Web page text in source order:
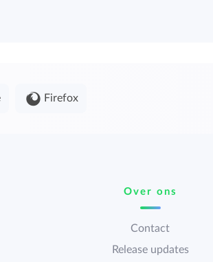
Firefox
Over ons
Contact
Release updates